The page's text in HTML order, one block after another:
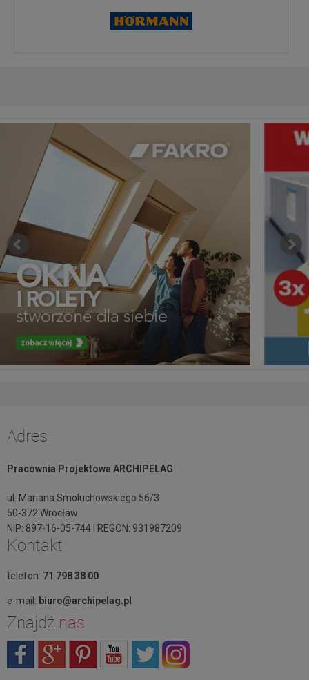
Adres
Pracownia Projektowa ARCHIPELAG
ul. Mariana Smoluchowskiego 56/3
50-372 Wrocław
NIP: 897-16-05-744 | REGON: 931987209
Kontakt
telefon: 71 798 38 00
e-mail: biuro@archipelag.pl
Znajdź nas